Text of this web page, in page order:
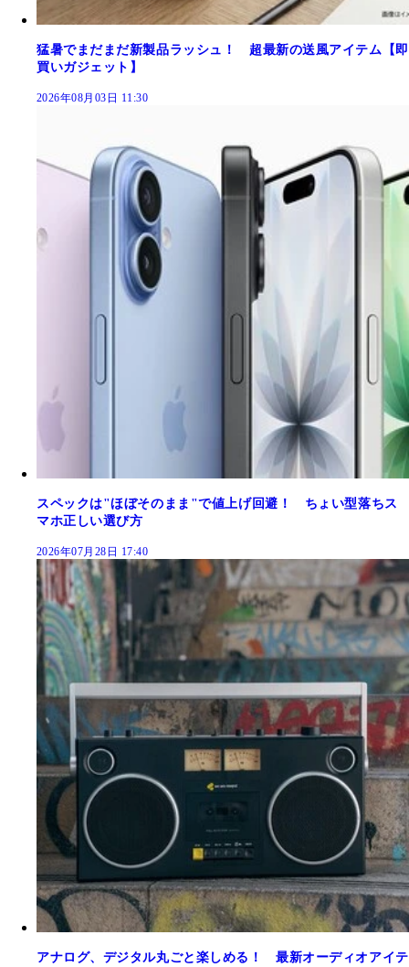
猛暑でまだまだ新製品ラッシュ！ 超最新の送風アイテム【即
買いガジェット】
2026年08月03日 11:30
スペックは"ほぼそのまま"で値上げ回避！ ちょい型落ちス
マホ正しい選び方
2026年07月28日 17:40
アナログ、デジタル丸ごと楽しめる！ 最新オーディオアイテ